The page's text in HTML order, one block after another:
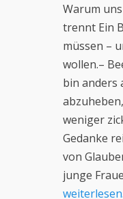
Warum
trennt Ein
müssen –
wollen.–
bin anders
weniger
Gedanke
von
junge